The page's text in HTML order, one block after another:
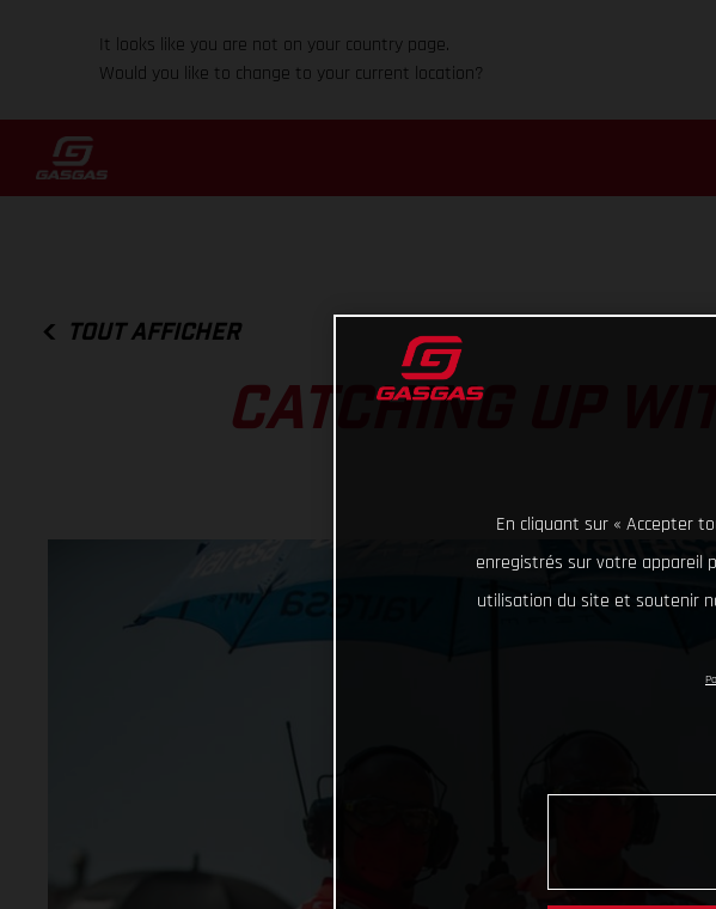
It looks like you are not on your country page.
Would you like to change to your current location?
TOUT AFFICHER
CATCHING UP
En cliquant sur « Accepter
enregistrés sur votre appareil
utilisation du site et soutenir